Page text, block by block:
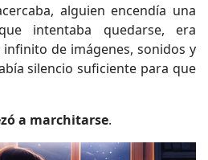
alguien encendía una
intentaba quedarse, era
de imágenes, sonidos y
silencio suficiente para que
a marchitarse.